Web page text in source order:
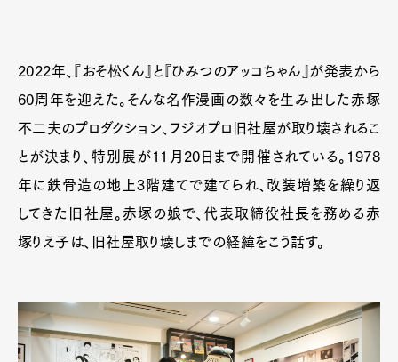
2022年、『おそ松くん』と『ひみつのアッコちゃん』が発表から
60周年を迎えた。そんな名作漫画の数々を生み出した赤塚
不二夫のプロダクション、フジオプロ旧社屋が取り壊されるこ
とが決まり、特別展が11月20日まで開催されている。1978
年に鉄骨造の地上3階建てで建てられ、改装増築を繰り返
してきた旧社屋。赤塚の娘で、代表取締役社長を務める赤
塚りえ子は、旧社屋取り壊しまでの経緯をこう話す。